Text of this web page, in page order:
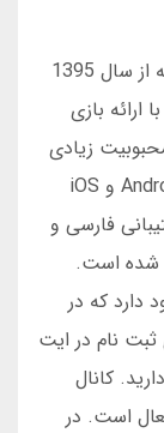
بت برو یک پلتفرم شرط بندی آنلاین است که از سال 1395
بازی
زیادی
کسب کند. دانلود اپلیکیشن بت برو برای Android و iOS
فارسی و
شده است.
دارد که در
نام در ایت
کانال
است. در